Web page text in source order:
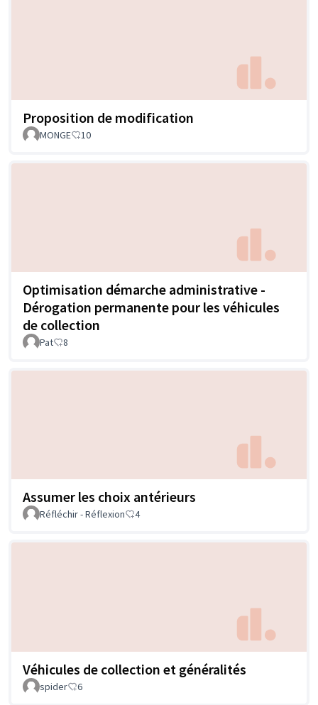
Proposition de modification
MONGE 10
Optimisation démarche administrative -
Dérogation permanente pour les véhicules
de collection
Pat 8
Assumer les choix antérieurs
Réfléchir - Réflexion 4
Véhicules de collection et généralités
spider 6